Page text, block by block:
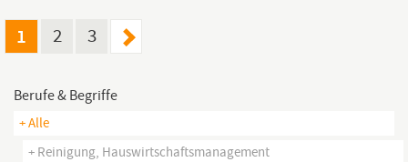
1 2 3
Berufe & Begriffe
+ Alle
+ Reinigung, Hauswirtschaftsmanagement